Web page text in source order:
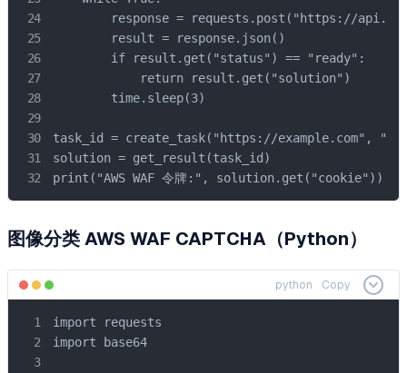
response = requests.post("https://
        result = response.json()
        if result.get("status") == "ready":
            return result.get("solution")
        time.sleep(3)
task_id = create_task("https://example.com",
solution = get_result(task_id)
print("AWS WAF 令牌:", solution.get("cookie"))
图像分类 AWS WAF CAPTCHA（Python）
python Copy
import requests
import base64